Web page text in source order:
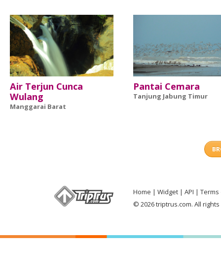
Air Terjun Cunca
Wulang
Manggarai Barat
Pantai Cemara
Tanjung Jabung Timur
Home Widget API
Terms
© 2026 triptrus.com. All